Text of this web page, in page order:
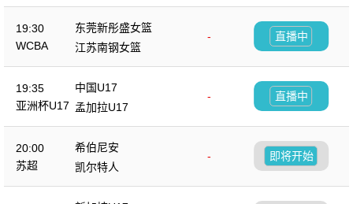
19:30
WCBA
东莞新彤盛女篮
-
江苏南钢女篮
直播中
19:35
亚洲杯U17
中国U17
-
孟加拉U17
直播中
20:00
苏超
希伯尼安
-
凯尔特人
即将开始